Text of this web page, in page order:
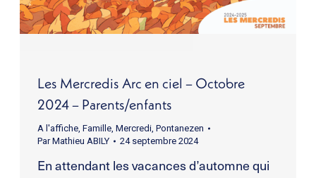
Les Mercredis Arc en ciel – Octobre
2024 – Parents/enfants
A l'affiche, Famille, Mercredi, Pontanezen
ParMathieu ABILY 24 septembre 2024
En attendant les vacances d’automne qui